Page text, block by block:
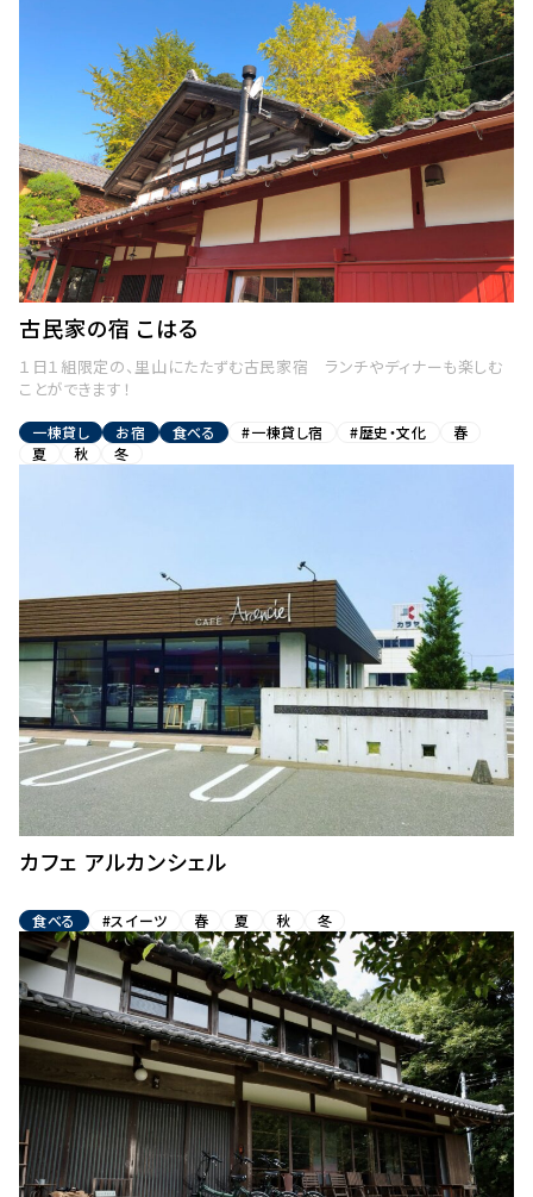
古民家の宿 こはる
１日１組限定の、里山にたたずむ古民家宿 ランチやディナーも楽しむ
ことができます！
一棟貸し お宿 食べる #一棟貸し宿 #歴史・文化
春
夏
秋 冬
カフェ アルカンシェル
食べる #スイーツ 春 夏 秋 冬